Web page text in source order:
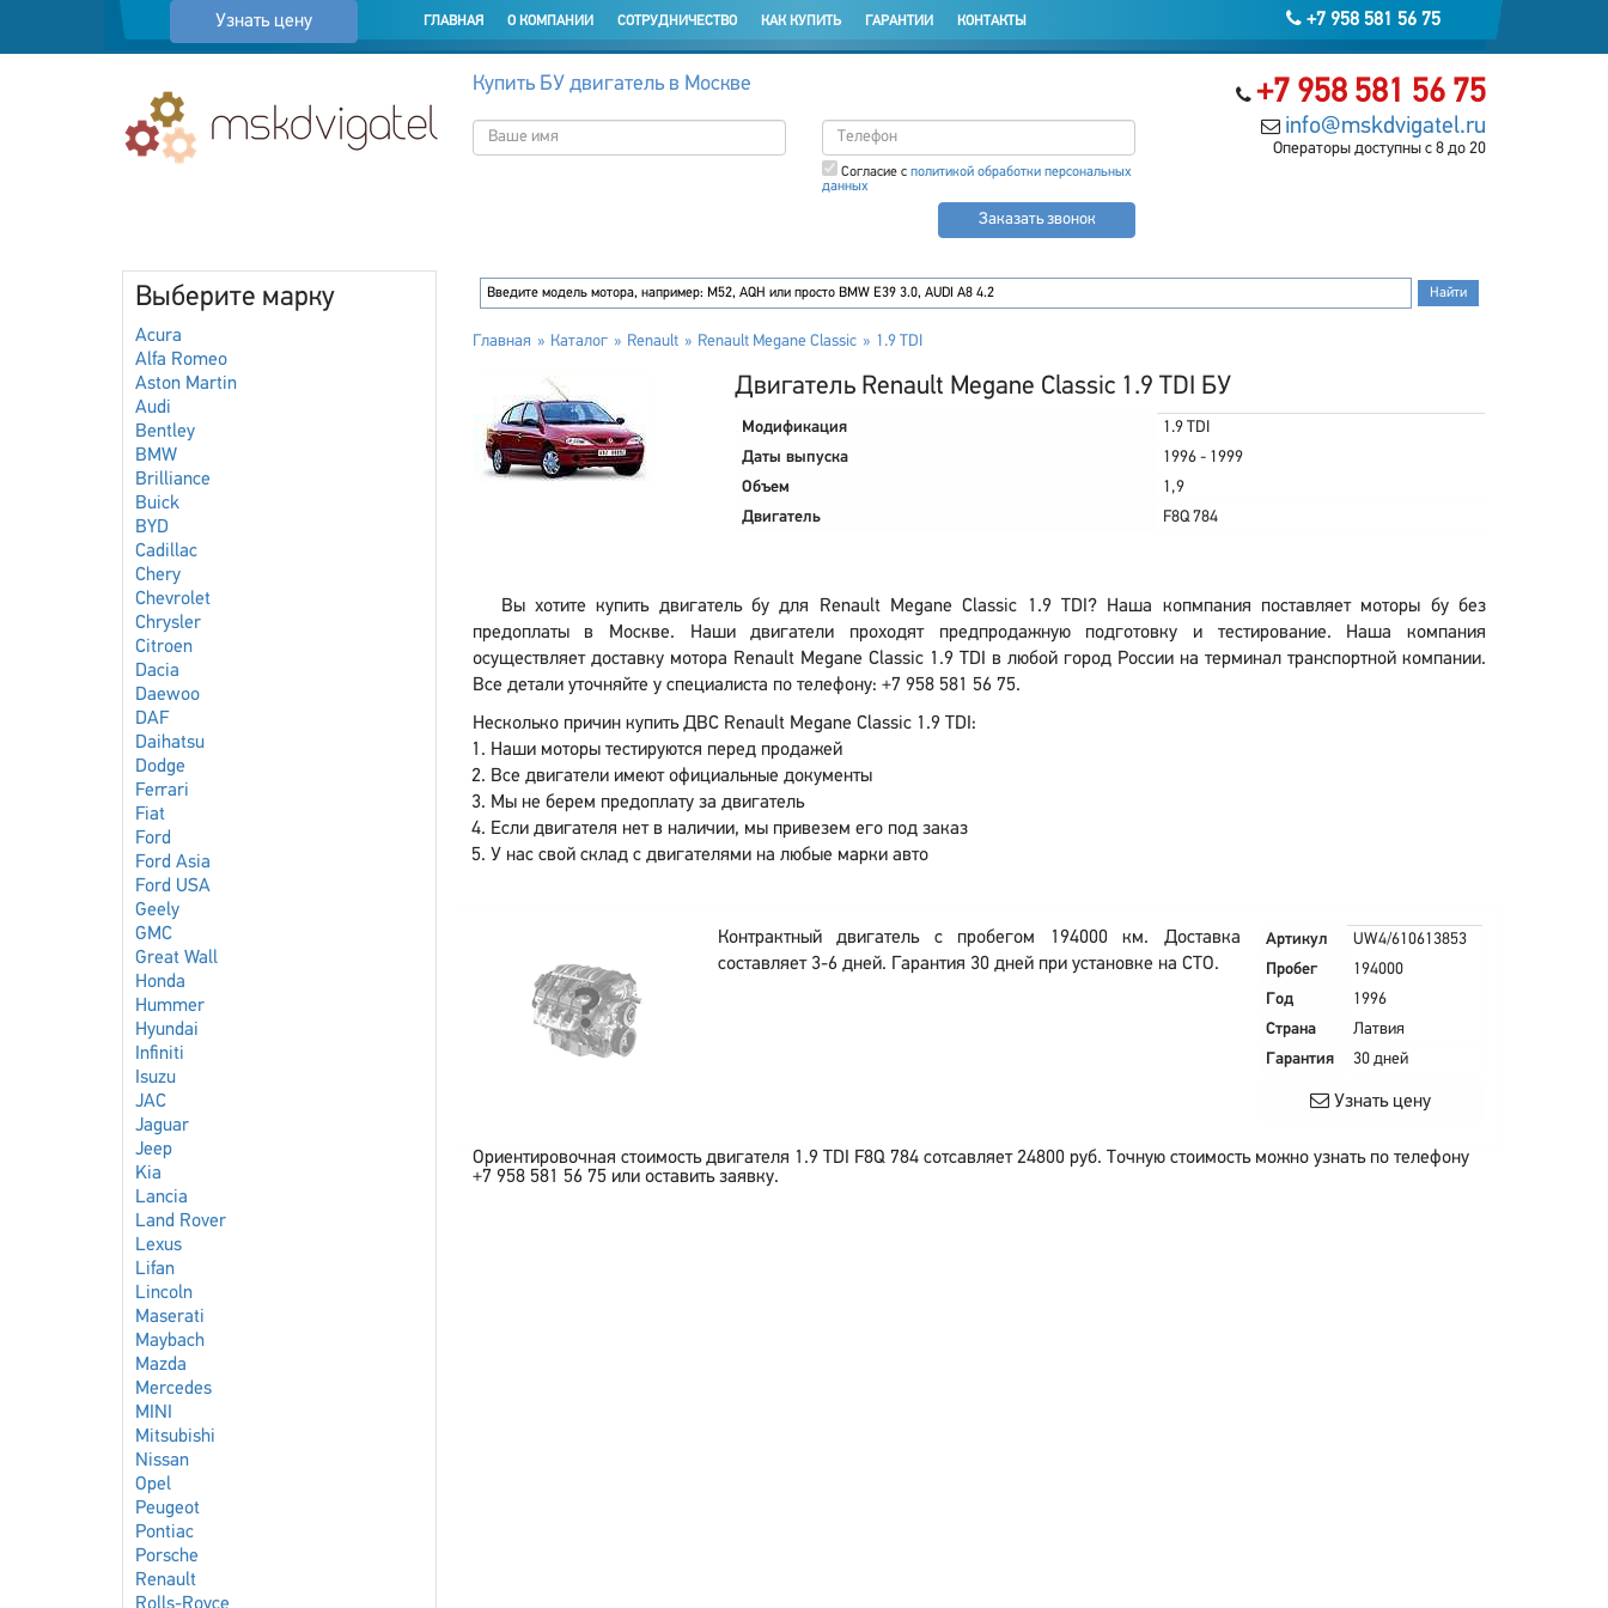
Узнать цену +7 958 581 56 75
ГЛАВНАЯ О КОМПАНИИ СОТРУДНИЧЕСТВО КАК КУПИТЬ ГАРАНТИИ КОНТАКТЫ
+7 958 581 56 75
info@mskdvigatel.ru
Операторы доступны с 8 до 20
Купить БУ двигатель в Москве
Согласие с политикой обработки персональных
данных
Заказать звонок
Выберите марку
Acura
Alfa Romeo
Aston Martin
Audi
Bentley
BMW
Brilliance
Buick
BYD
Cadillac
Chery
Chevrolet
Chrysler
Citroen
Dacia
Daewoo
DAF
Daihatsu
Dodge
Ferrari
Fiat
Ford
Ford Asia
Ford USA
Geely
GMC
Great Wall
Honda
Hummer
Hyundai
Infiniti
Isuzu
JAC
Jaguar
Jeep
Kia
Lancia
Land Rover
Lexus
Lifan
Lincoln
Maserati
Maybach
Mazda
Mercedes
MINI
Mitsubishi
Nissan
Opel
Peugeot
Pontiac
Porsche
Renault
Главная Каталог Renault Renault Megane Classic 1.9 TDI
Двигатель Renault Megane Classic 1.9 TDI БУ
Модификация
1.9 TDI
Даты выпуска
1996 - 1999
Объем
1,9
Двигатель
F8Q 784
Вы хотите купить двигатель бу для Renault Megane Classic 1.9 TDI? Наша копмпания поставляет моторы бу без
предоплаты в Москве. Наши двигатели проходят предпродажную подготовку и тестирование. Наша компания
осуществляет доставку мотора Renault Megane Classic 1.9 TDI в любой город России на терминал транспортной компании.
Все детали уточняйте у специалиста по телефону: +7 958 581 56 75.
Несколько причин купить ДВС Renault Megane Classic 1.9 TDI:
Наши моторы тестируются перед продажей
Все двигатели имеют официальные документы
Мы не берем предоплату за двигатель
Если двигателя нет в наличии, мы привезем его под заказ
У нас свой склад с двигателями на любые марки авто
Контрактный двигатель с пробегом 194000 км. Доставка
составляет 3-6 дней. Гарантия 30 дней при установке на СТО.
Артикул
UW4/610613853
Пробег
194000
Год
1996
Страна
Латвия
Гарантия
30 дней
Узнать цену
Ориентировочная стоимость двигателя 1.9 TDI F8Q 784сотсавляет24800 руб.
Точную стоимость можно узнать по телефону
+7 958 581 56 75 или оставить заявку.